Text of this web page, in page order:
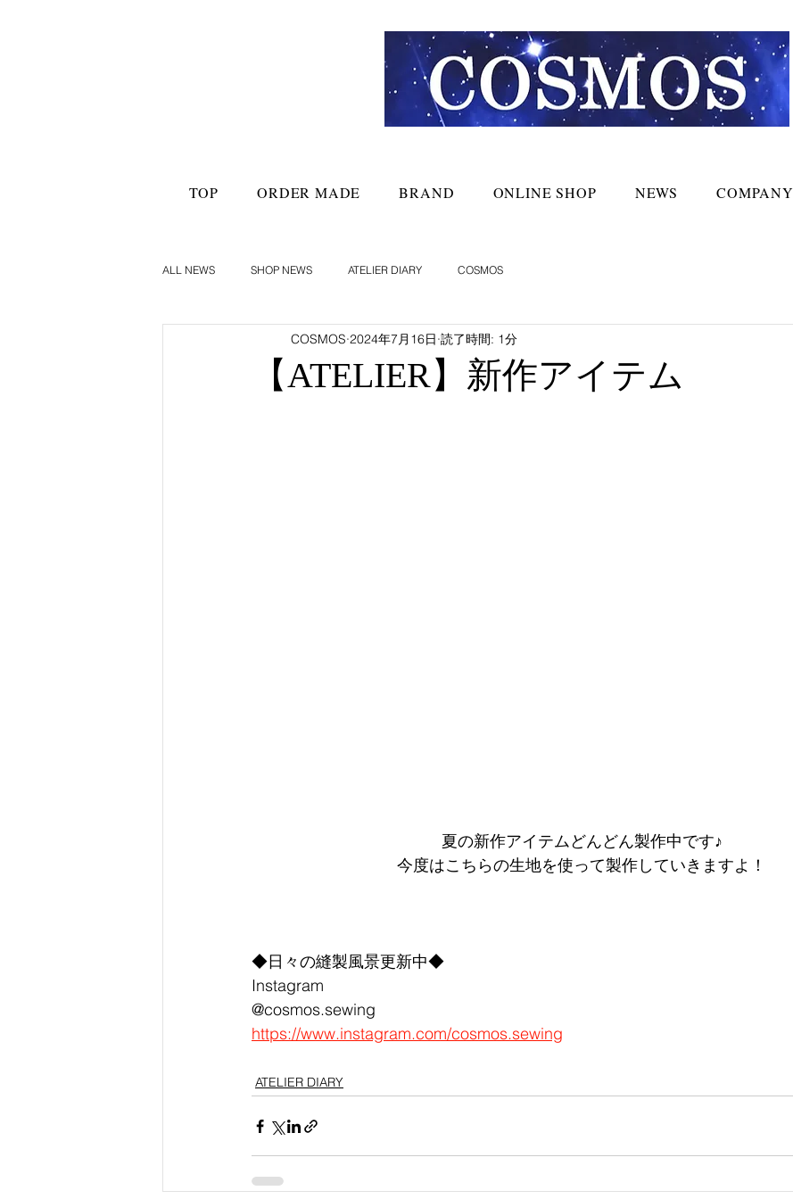
TOP ORDER MADE BRAND ONLINE SHOP NEWS COMPANY
ALL NEWS SHOP NEWS ATELIER DIARY COSMOS
【ATELIER】新作アイテム
COSMOS 2024年7月16日 読了時間: 1分
夏の新作アイテムどんどん製作中です♪
今度はこちらの生地を使って製作していきますよ！
◆日々の縫製風景更新中◆
Instagram
@cosmos.sewing
https://www.instagram.com/cosmos.sewing
ATELIER DIARY